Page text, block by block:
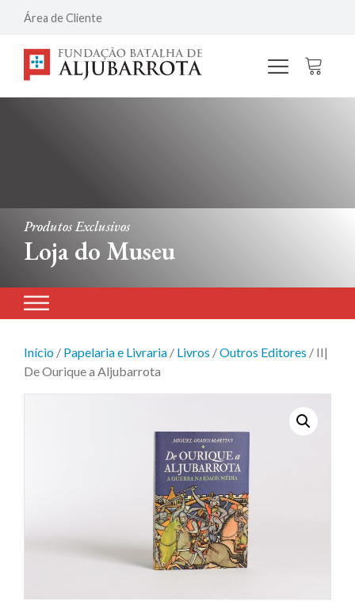
Área de Cliente
Produtos Exclusivos
Loja do Museu
Início / Papelaria e Livraria / Livros /Outros Editores / II|
De Ourique a Aljubarrota